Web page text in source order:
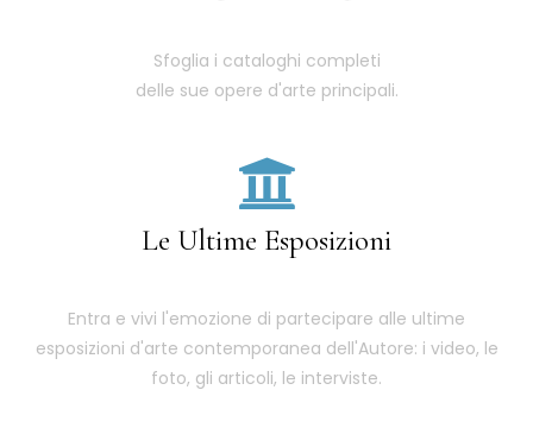
Sfoglia i cataloghi completi
delle sue opere d'arte principali.
Le Ultime Esposizioni
Entra e vivi l'emozione di partecipare alle ultime
esposizioni d'arte contemporanea dell'Autore: i video, le
foto, gli articoli, le interviste.